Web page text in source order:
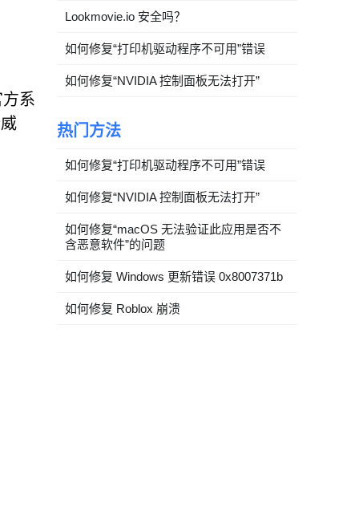
系
Lookmovie.io 安全吗？
如何修复“打印机驱动程序不可用”错误
如何修复“NVIDIA 控制面板无法打开”
热门方法
如何修复“打印机驱动程序不可用”错误
如何修复“NVIDIA 控制面板无法打开”
如何修复“macOS 无法验证此应用是否不
含恶意软件”的问题
如何修复 Windows 更新错误 0x8007371b
如何修复 Roblox 崩溃